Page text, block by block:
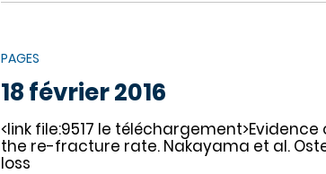
PAGES
18 février 2016
<link file:9517 le
the re-fracture rate. Nakayama et al.
loss